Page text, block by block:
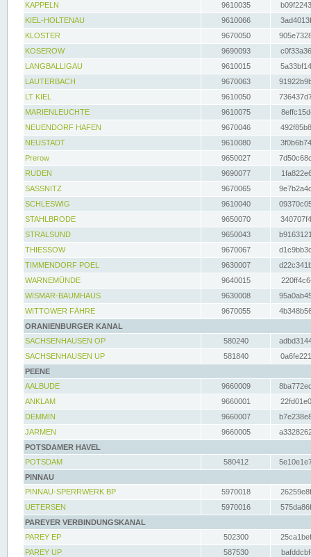
KAPPELN
9610035
KIEL-HOLTENAU
9610066
KLOSTER
9670050
KOSEROW
9690093
LANGBALLIGAU
9610015
LAUTERBACH
9670063
LT KIEL
9610050
MARIENLEUCHTE
9610075
NEUENDORF HAFEN
9670046
NEUSTADT
9610080
Prerow
9650027
RUDEN
9690077
SASSNITZ
9670065
SCHLESWIG
9610040
STAHLBRODE
9650070
STRALSUND
9650043
THIESSOW
9670067
TIMMENDORF POEL
9630007
WARNEMÜNDE
9640015
WISMAR-BAUMHAUS
9630008
WITTOWER FÄHRE
9670055
ORANIENBURGER KANAL
SACHSENHAUSEN OP
580240
SACHSENHAUSEN UP
581840
PEENE
AALBUDE
9660009
ANKLAM
9660001
DEMMIN
9660007
JARMEN
9660005
POTSDAMER HAVEL
POTSDAM
580412
PINNAU
PINNAU-SPERRWERK BP
5970018
UETERSEN
5970016
PAREYER VERBINDUNGSKANAL
PAREY EP
502300
PAREY UP
587530